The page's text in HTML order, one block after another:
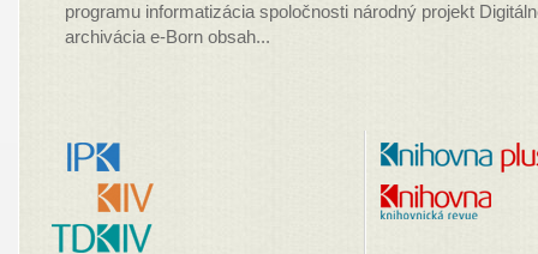
programu informatizácia spoločnosti národný projekt
archivácia e-Born obsah...